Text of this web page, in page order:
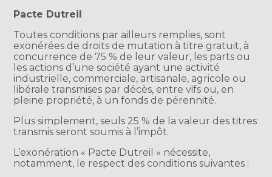
Pacte Dutreil
Toutes conditions par ailleurs remplies, sont
exonérées de droits de mutation à titre gratuit, à
concurrence de 75 % de leur valeur, les parts ou
les actions d’une société ayant une activité
industrielle, commerciale, artisanale, agricole ou
libérale transmises par décès, entre vifs ou, en
pleine propriété, à un fonds de pérennité.
Plus simplement, seuls 25 % de la valeur des titres
transmis seront soumis à l’impôt.
L’exonération « Pacte Dutreil » nécessite,
notamment, le respect des conditions suivantes :